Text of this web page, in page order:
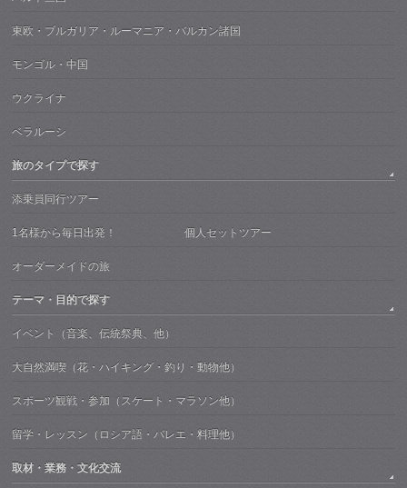
東欧・ブルガリア・ルーマニア・バルカン諸国
モンゴル・中国
ウクライナ
ベラルーシ
旅のタイプで探す
添乗員同行ツアー
1名様から毎日出発！ 個人セットツアー
オーダーメイドの旅
テーマ・目的で探す
イベント（音楽、伝統祭典、他）
大自然満喫（花・ハイキング・釣り・動物他）
スポーツ観戦・参加（スケート・マラソン他）
留学・レッスン（ロシア語・バレエ・料理他）
取材・業務・文化交流